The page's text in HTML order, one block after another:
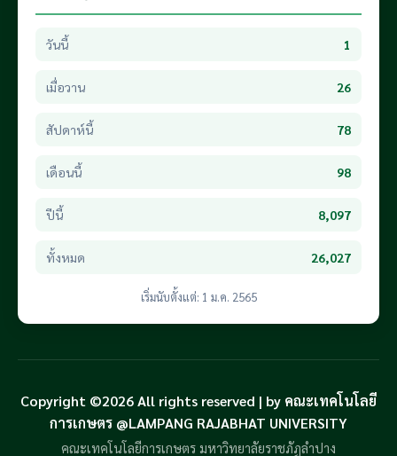
วันนี้ 1
เมื่อวาน 26
สัปดาห์นี้ 78
เดือนนี้ 98
ปีนี้ 8,097
ทั้งหมด 26,027
เริ่มนับตั้งแต่: 1 ม.ค. 2565
Copyright ©2026 All rights reserved | by คณะเทคโนโลยี
การเกษตร @LAMPANG RAJABHAT UNIVERSITY
คณะเทคโนโลยีการเกษตร มหาวิทยาลัยราชภัฏลำปาง